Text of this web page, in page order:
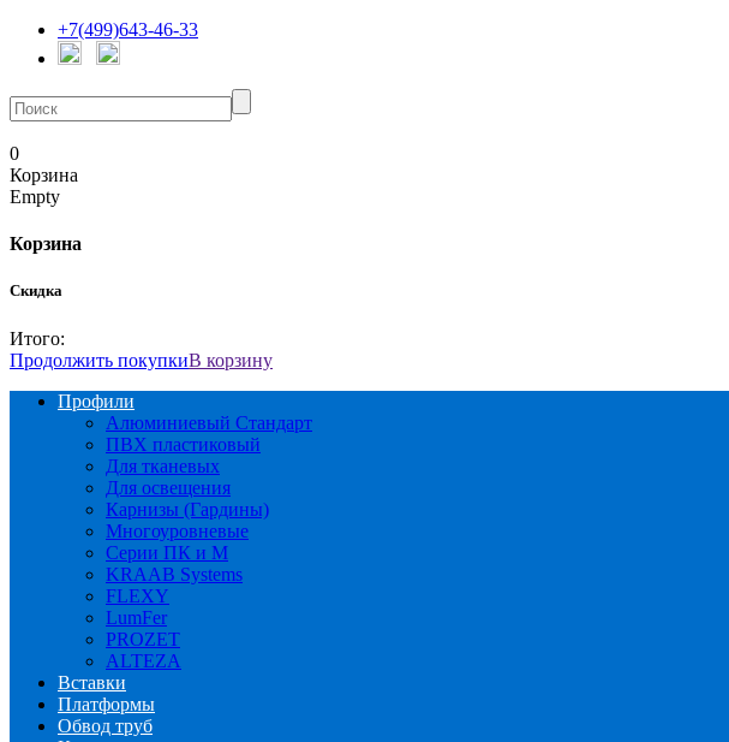
+7(499)643-46-33
0
Корзина
Empty
Корзина
Скидка
Итого:
Продолжить покупкиВ корзину
Профили
Алюминиевый Стандарт
ПВХ пластиковый
Для тканевых
Для освещения
Карнизы (Гардины)
Многоуровневые
Серии ПК и М
KRAAB Systems
FLEXY
LumFer
PROZET
ALTEZA
Вставки
Платформы
Обвод труб